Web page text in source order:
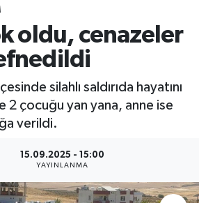
oldu, cenazeler
silahlı saldırıda hayatını
2 çocuğu yan yana, anne ise
verildi.
15.09.2025 - 15:00
YAYINLANMA